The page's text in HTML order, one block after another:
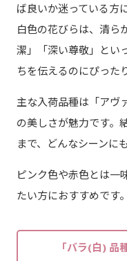
ば良いか迷っている方
白色の花びらは、清ら
潔」「深い尊敬」とい
ちを伝えるのにぴった
主な入荷品種は「アヴ
の美しさが魅力です。
まで、どんなシーンに
ピンク色や赤色とは一
たい方におすすめです。
「バラ(白) 品